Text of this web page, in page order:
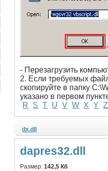
- Перезагрузить
2. Если требуемых
скопируйте в папку
указано в первом
R
S T U V W X Y Z
dx.dll
dapres32.dll
Размер:142,5 Кб